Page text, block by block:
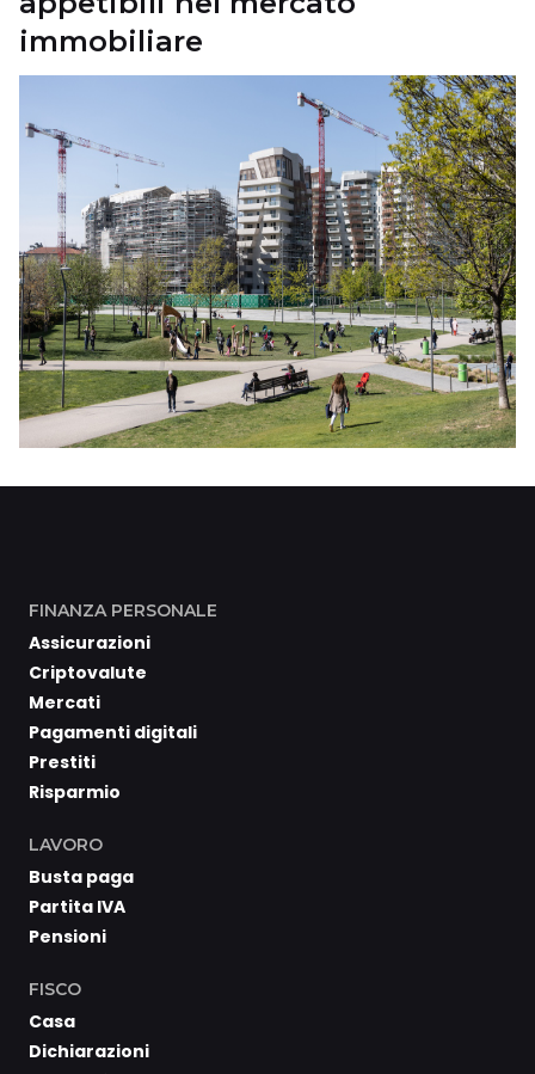
immobiliare
FINANZA PERSONALE
Assicurazioni
Criptovalute
Mercati
Pagamenti digitali
Prestiti
Risparmio
LAVORO
Busta paga
Partita IVA
Pensioni
FISCO
Casa
Dichiarazioni